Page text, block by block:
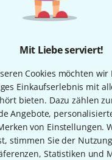
Mit Liebe serviert!
Cookies möchten wir
Einkaufserlebnis mit
bieten. Dazu zählen
Angebote,
von Einstellungen.
stimmen Sie der
Statistiken und
wieder in die Hände
das Gitarren-Team die
die auf die individuelle
Saitenhöhe ein.